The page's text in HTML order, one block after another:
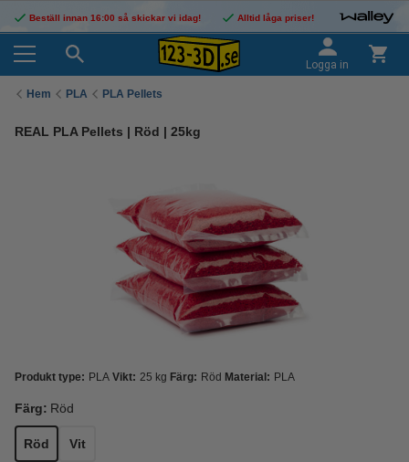
Beställ innan 16:00 så skickar vi idag! Alltid låga priser!
Logga in
Hem PLA PLA Pellets
REAL PLA Pellets | Röd | 25kg
Produkt type: PLA Vikt: 25 kg Färg: Röd Material: PLA
Färg: Röd
Röd Vit